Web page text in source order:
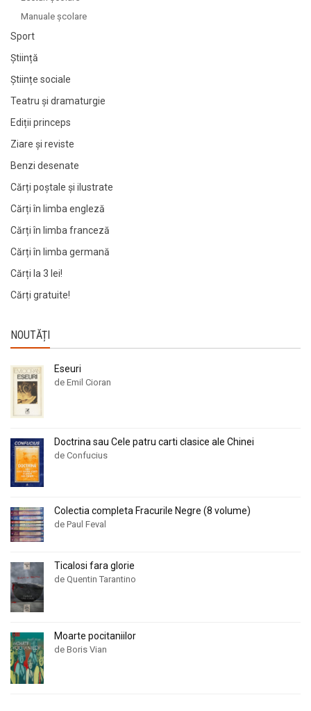
Manuale şcolare
Sport
Știință
Științe sociale
Teatru și dramaturgie
Ediții princeps
Ziare şi reviste
Benzi desenate
Cărți poștale și ilustrate
Cărți în limba engleză
Cărți în limba franceză
Cărți în limba germană
Cărți la 3 lei!
Cărți gratuite!
NOUTĂȚI
Eseuri
de Emil Cioran
Doctrina sau Cele patru carti clasice ale Chinei
de Confucius
Colectia completa Fracurile Negre (8 volume)
de Paul Feval
Ticalosi fara glorie
de Quentin Tarantino
Moarte pocitaniilor
de Boris Vian